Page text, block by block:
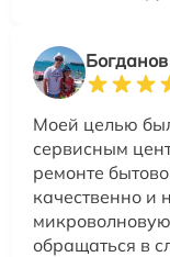
Моей целью
сервисным
ремонте
качественно и
обращаться в